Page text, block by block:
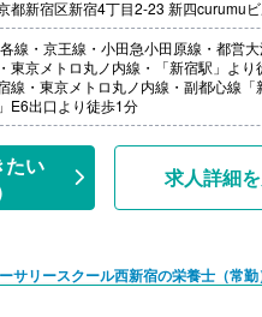
、年間休日数の設定によって固定残業
たします。超過分は別途支給いたしま
格手当 管理栄養士20,000円、栄養
の他手当］
ンセンティブ 年4回（平均80,000円
与】年2回（6月、12月）
給】年2回
職金】なし
都新宿区新宿4丁目2-23 新四curumu
線・京王線・小田急小田原線・都営
東京メトロ丸ノ内線・「新宿駅」より
線・東京メトロ丸ノ内線・副都心線「
E6出口より徒歩1分
たい
求人詳細
サリースクール西新宿の栄養士（常